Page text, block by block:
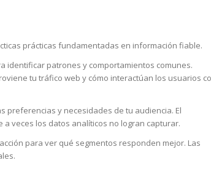
prácticas fundamentadas en información fiable.
identificar patrones y comportamientos comunes.
tu tráfico web y cómo interactúan los usuarios
preferencias y necesidades de tu audiencia. El
veces los datos analíticos no logran capturar.
para ver qué segmentos responden mejor. Las